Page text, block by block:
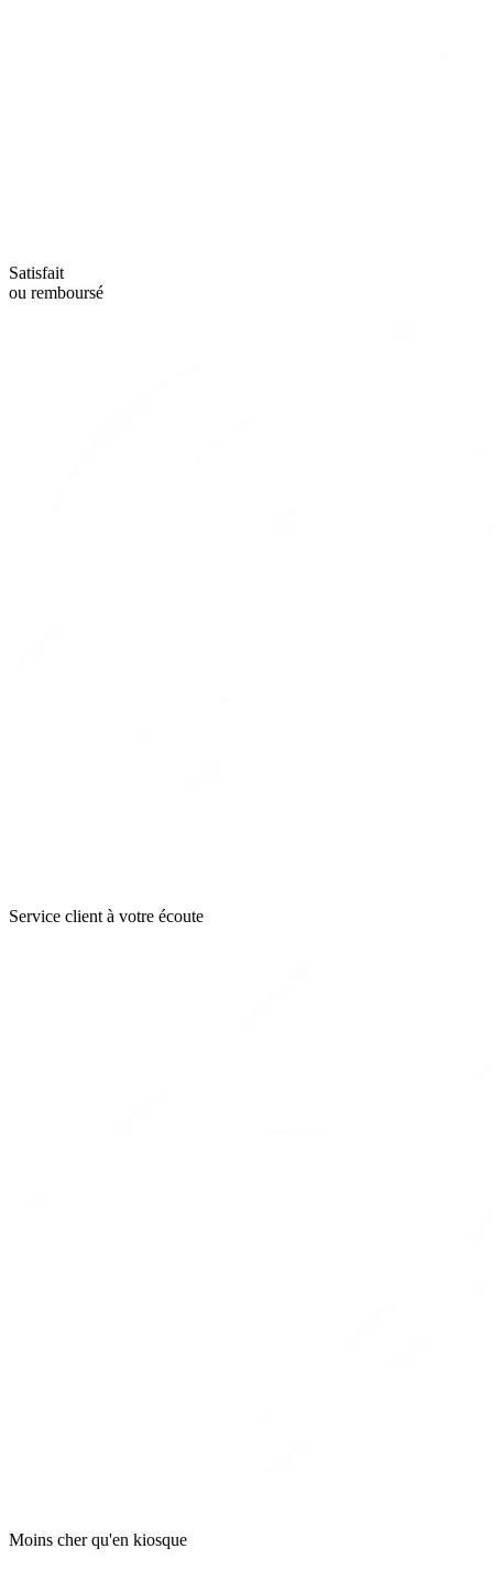
Satisfait
ou remboursé
Service client à votre écoute
Moins cher qu'en kiosque